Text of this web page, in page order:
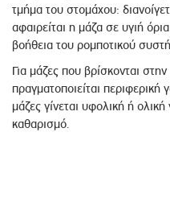
τμήμα του στομάχου:
αφαιρείται η μάζα σε υγιή
βοήθεια του ρομποτικού
Για μάζες που βρίσκονται
πραγματοποιείται περιφερική
μάζες γίνεται υφολική ή
καθαρισμό.